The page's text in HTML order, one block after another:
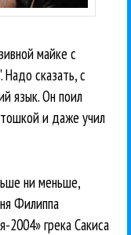
майке с
сказать, с
язык. Он поил
и даже учил
ни меньше,
Филиппа
2004» грека Сакиса